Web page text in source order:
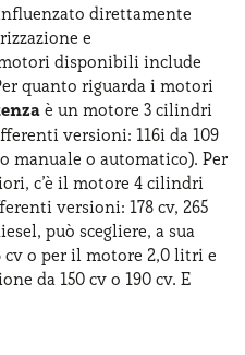
direttamente
e
disponibili include
quanto riguarda i motori
è un motore 3 cilindri
versioni: 116i da 109
manuale o automatico). Per
c’è il motore 4 cilindri
versioni: 178 cv, 265
può scegliere, a sua
cv o per il motore 2,0 litri e
da 150 cv o 190 cv. E
a prestazioni e consumi?